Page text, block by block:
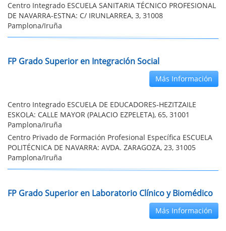
Centro Integrado ESCUELA SANITARIA TÉCNICO PROFESIONAL
DE NAVARRA-ESTNA: C/ IRUNLARREA, 3, 31008
Pamplona/Iruña
FP Grado Superior en Integración Social
Más Información
Centro Integrado ESCUELA DE EDUCADORES-HEZITZAILE
ESKOLA: CALLE MAYOR (PALACIO EZPELETA), 65, 31001
Pamplona/Iruña
Centro Privado de Formación Profesional Específica ESCUELA
POLITÉCNICA DE NAVARRA: AVDA. ZARAGOZA, 23, 31005
Pamplona/Iruña
FP Grado Superior en Laboratorio Clínico y Biomédico
Más Información